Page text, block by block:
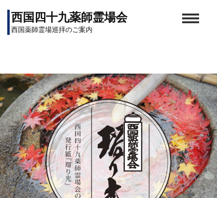
西国四十九薬師霊場会
西国薬師霊場巡拝のご案内